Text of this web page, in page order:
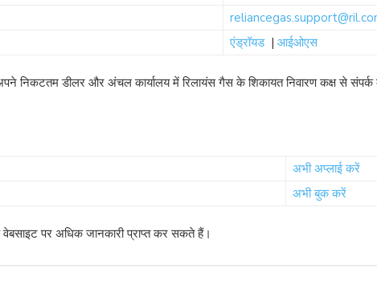
एंड्रॉयड| आईओएस
निकटतम डीलर और अंचल कार्यालय में रिलायंस गैस के शिकायत निवारण कक्ष से
अभी अप्लाई करें
अभी बुक करें
पर अधिक जानकारी प्राप्त कर सकते हैं।